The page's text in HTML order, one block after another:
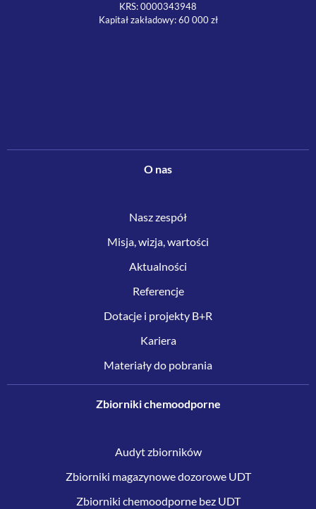
KRS: 0000343948
Kapitał zakładowy: 60 000 zł
O nas
Nasz zespół
Misja, wizja, wartości
Aktualności
Referencje
Dotacje i projekty B+R
Kariera
Materiały do pobrania
Zbiorniki chemoodporne
Audyt zbiorników
Zbiorniki magazynowe dozorowe UDT
Zbiorniki chemoodporne bez UDT